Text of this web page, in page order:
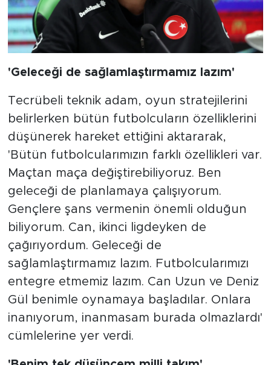
'Geleceği de sağlamlaştırmamız lazım'
Tecrübeli teknik adam, oyun stratejilerini
belirlerken bütün futbolcuların özelliklerini
düşünerek hareket ettiğini aktararak,
'Bütün futbolcularımızın farklı özellikleri var.
Maçtan maça değiştirebiliyoruz. Ben
geleceği de planlamaya çalışıyorum.
Gençlere şans vermenin önemli olduğun
biliyorum. Can, ikinci ligdeyken de
çağırıyordum. Geleceği de
sağlamlaştırmamız lazım. Futbolcularımızı
entegre etmemiz lazım. Can Uzun ve Deniz
Gül benimle oynamaya başladılar. Onlara
inanıyorum, inanmasam burada olmazlardı'
cümlelerine yer verdi.